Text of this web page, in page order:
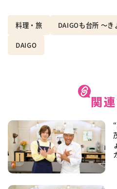
料理・旅 DAIGOも台所 ～
DAIGO